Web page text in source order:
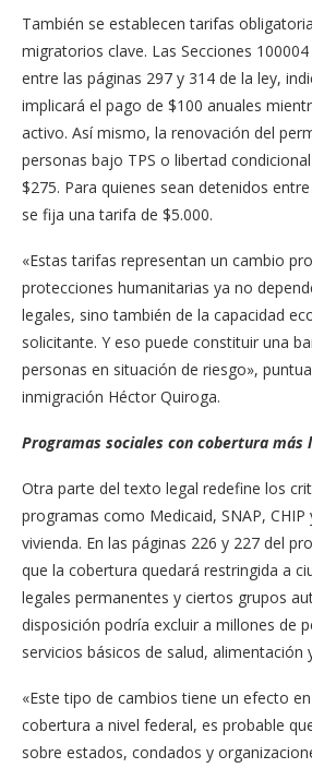
También se establecen tarifas
migratorios clave. Las Secciones
entre las páginas 297 y 314 de la ley,
implicará el pago de $100 anuales
activo. Así mismo, la renovación del
personas bajo TPS o libertad
$275. Para quienes sean detenidos
se fija una tarifa de $5.000.
«Estas tarifas representan un cambio
protecciones humanitarias ya no
legales, sino también de la capacidad
solicitante. Y eso puede constituir una
personas en situación de riesgo»,
inmigración Héctor Quiroga.
Programas sociales con cobertura más
Otra parte del texto legal redefine los
programas como Medicaid, SNAP, CHIP
vivienda. En las páginas 226 y 227 del
que la cobertura quedará restringida a
legales permanentes y ciertos grupos
disposición podría excluir a millones de
servicios básicos de salud, alimentación
«Este tipo de cambios tiene un efecto
cobertura a nivel federal, es probable
sobre estados, condados y